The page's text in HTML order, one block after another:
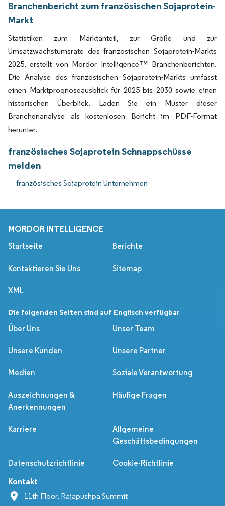
Branchenbericht zum französischen Sojaprotein-
Markt
Statistiken zum Marktanteil, zur Größe und zur
Umsatzwachstumsrate des französischen Sojaprotein-Markts
2025, erstellt von Mordor Intelligence™ Branchenberichten.
Die Analyse des französischen Sojaprotein-Markts umfasst
einen Marktprognoseausblick für 2025 bis 2030 sowie einen
historischen Überblick. Laden Sie ein Muster dieser
Branchenanalyse als kostenlosen Bericht im PDF-Format
herunter.
französisches Sojaprotein Schnappschüsse
melden
französisches Sojaprotein Unternehmen
MORDOR INTELLIGENCE
Startseite Berichte
Kontaktieren Sie Uns Sitemap
XML
Die folgenden Seiten sind auf Englisch verfügbar
Über Uns
Unser Team
Unsere Kunden Unsere Partner
Medien Soziale Verantwortung
Auszeichnungen &
Anerkennungen
Häufige Fragen
Karriere
Allgemeine
Geschäftsbedingungen
Datenschutzrichtlinie Cookie-Richtlinie
Kontakt
11th Floor, Rajapushpa Summit